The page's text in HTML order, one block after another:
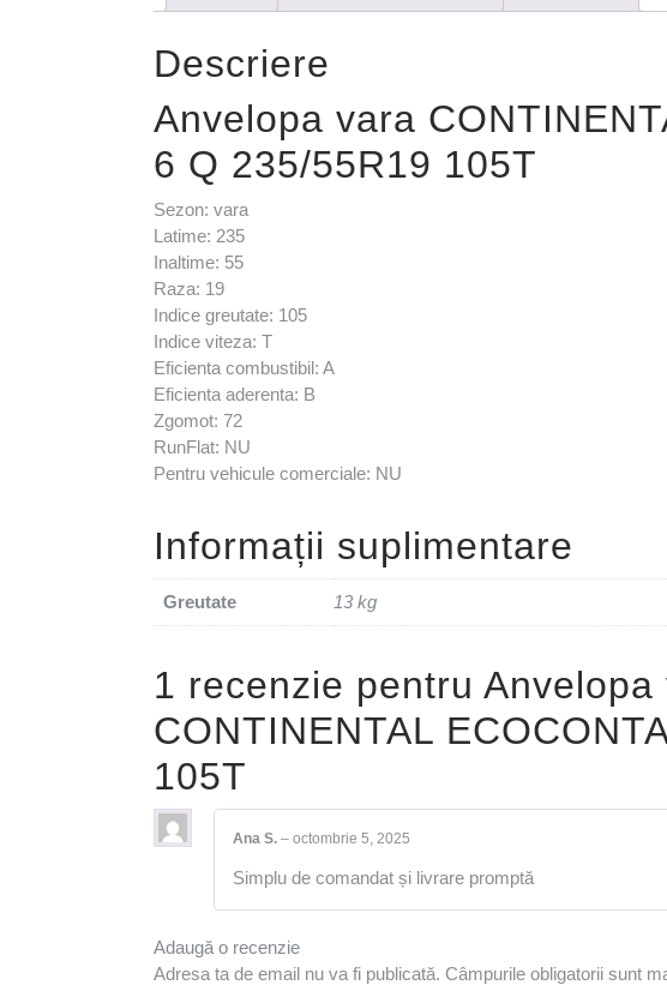
Descriere
Anvelopa vara
6 Q 235/55R19 105T
Sezon: vara
Latime: 235
Inaltime: 55
Raza: 19
Indice greutate: 105
Indice viteza: T
Eficienta combustibil: A
Eficienta aderenta: B
Zgomot: 72
RunFlat: NU
Pentru vehicule comerciale: NU
Informații suplimentare
Greutate 13 kg
1 recenzie pentru Anvelopa
CONTINENTAL
105T
Ana S. – octombrie 5, 2025
Simplu de comandat și livrare promptă
Adaugă o recenzie
Adresa ta de email nu va fi publicată. Câmpurile obligatorii sunt